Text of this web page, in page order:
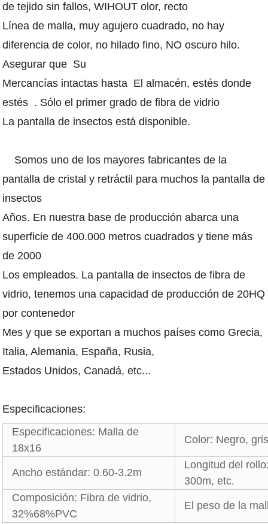
de tejido sin fallos, WIHOUT olor, recto
Línea de malla, muy agujero cuadrado, no hay
diferencia de color, no hilado fino, NO oscuro hilo.
Asegurar que Su
Mercancías intactas hasta El almacén, estés donde
estés . Sólo el primer grado de fibra de vidrio
La pantalla de insectos está disponible.
Somos uno de los mayores fabricantes de la
pantalla de cristal y retráctil para muchos la pantalla de
insectos
Años. En nuestra base de producción abarca una
superficie de 400.000 metros cuadrados y tiene más
de 2000
Los empleados. La pantalla de insectos de fibra de
vidrio, tenemos una capacidad de producción de 20HQ
por contenedor
Mes y que se exportan a muchos países como Grecia,
Italia, Alemania, España, Rusia,
Estados Unidos, Canadá, etc...
Especificaciones:
Especificaciones: Malla de
18x16
Color: Negro,
Ancho estándar: 0.60-3.2m
Longitud del
300m, etc.
Composición: Fibra de vidrio,
32%68%PVC
El peso de la